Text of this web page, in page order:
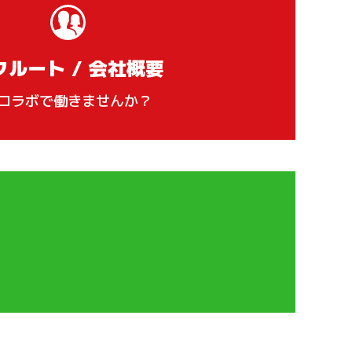
ルート / 会社概要
ラボで働きませんか？